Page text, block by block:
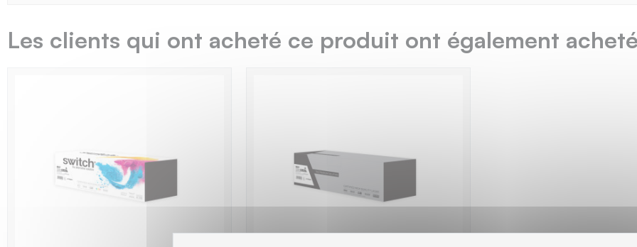
Les clients qui ont acheté ce produit ont également